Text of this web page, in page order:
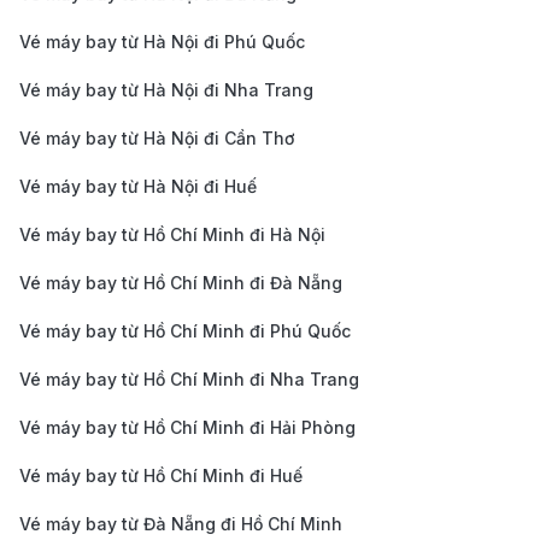
Rica (thường qua 2 - 3 điểm dừng):
United Airlines (UA):Hãng hàng không Hoa Kỳ có
mạng lưới bay dày đặc đến San José; nổi bật với
dịch vụ chuyên nghiệp, hệ thống giải trí cá nhân
hoạt tại các điểm quá cảnh như San Francisco hay
Houston.
EVA Air:Hãng hàng không 5 sao từ Đài Loan, nổi
tiếng với dịch vụ chu đáo và suất ăn ngon; thường
lớn ở Mỹ trước khi bay tiếp đến Costa Rica.
Japan Airlines (JAL): Mang đến trải nghiệm bay
đẳng cấp với phong cách phục vụ chuyên nghiệp
Vé máy bay từ Hà Nội đi Phú Quốc
Vé máy bay từ Hà Nội đi Nha Trang
Vé máy bay từ Hà Nội đi Cần Thơ
Vé máy bay từ Hà Nội đi Huế
Vé máy bay từ Hồ Chí Minh đi Hà Nội
Vé máy bay từ Hồ Chí Minh đi Đà Nẵng
Vé máy bay từ Hồ Chí Minh đi Phú Quốc
Vé máy bay từ Hồ Chí Minh đi Nha Trang
Vé máy bay từ Hồ Chí Minh đi Hải Phòng
Vé máy bay từ Hồ Chí Minh đi Huế
Vé máy bay từ Đà Nẵng đi Hồ Chí Minh